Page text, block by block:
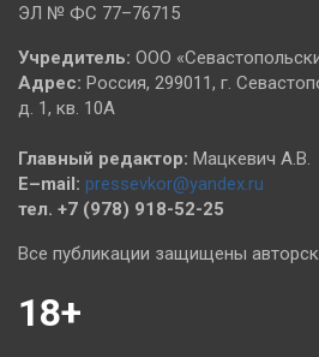
ЭЛ № ФС 77–76715
Учредитель: ООО
Адрес: Россия, 299011, г.
д. 1, кв. 10А
Главный редактор: Мацкевич А.В.
E–mail: pressevkor@yandex.ru
тел. +7 (978) 918-52-25
Все публикации защищены
18+